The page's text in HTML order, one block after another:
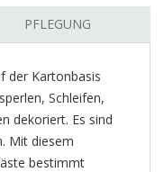
PFLEGUNG
der Kartonbasis
Schleifen,
dekoriert. Es sind
Mit diesem
bestimmt